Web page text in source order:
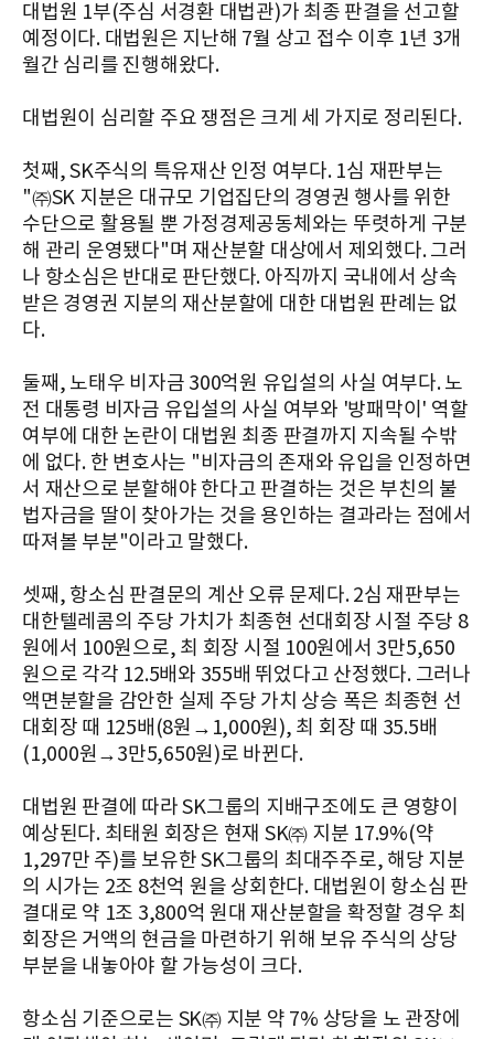
대법원 1부(주심 서경환 대법관)가 최종 판결을 선고할
예정이다. 대법원은 지난해 7월 상고 접수 이후 1년 3개
월간 심리를 진행해왔다.
대법원이 심리할 주요 쟁점은 크게 세 가지로 정리된다.
첫째, SK주식의 특유재산 인정 여부다. 1심 재판부는
"㈜SK 지분은 대규모 기업집단의 경영권 행사를 위한
수단으로 활용될 뿐 가정경제공동체와는 뚜렷하게 구분
해 관리 운영됐다"며 재산분할 대상에서 제외했다. 그러
나 항소심은 반대로 판단했다. 아직까지 국내에서 상속
받은 경영권 지분의 재산분할에 대한 대법원 판례는 없
다.
둘째, 노태우 비자금 300억원 유입설의 사실 여부다. 노
전 대통령 비자금 유입설의 사실 여부와 '방패막이' 역할
여부에 대한 논란이 대법원 최종 판결까지 지속될 수밖
에 없다. 한 변호사는 "비자금의 존재와 유입을 인정하면
서 재산으로 분할해야 한다고 판결하는 것은 부친의 불
법자금을 딸이 찾아가는 것을 용인하는 결과라는 점에서
따져볼 부분"이라고 말했다.
셋째, 항소심 판결문의 계산 오류 문제다. 2심 재판부는
대한텔레콤의 주당 가치가 최종현 선대회장 시절 주당 8
원에서 100원으로, 최 회장 시절 100원에서 3만5,650
원으로 각각 12.5배와 355배 뛰었다고 산정했다. 그러나
액면분할을 감안한 실제 주당 가치 상승 폭은 최종현 선
대회장 때 125배(8원→1,000원), 최 회장 때 35.5배
(1,000원→3만5,650원)로 바뀐다.
대법원 판결에 따라 SK그룹의 지배구조에도 큰 영향이
예상된다. 최태원 회장은 현재 SK㈜ 지분 17.9%(약
1,297만 주)를 보유한 SK그룹의 최대주주로, 해당 지분
의 시가는 2조 8천억 원을 상회한다. 대법원이 항소심 판
결대로 약 1조 3,800억 원대 재산분할을 확정할 경우 최
회장은 거액의 현금을 마련하기 위해 보유 주식의 상당
부분을 내놓아야 할 가능성이 크다.
항소심 기준으로는 SK㈜ 지분 약 7% 상당을 노 관장에